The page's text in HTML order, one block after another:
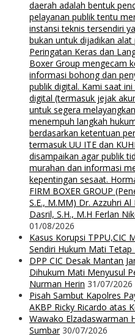
daerah adalah bentuk
pelayanan publik tentu
instansi teknis tersendiri
bukan untuk dijadikan alat
Peringatan Keras dan
Boxer Group mengecam
informasi bohong dan
publik digital. Kami saat
digital (termasuk jejak
untuk segera
menempuh langkah
berdasarkan ketentuan
termasuk UU ITE dan
disampaikan agar publik
murahan dan informasi
kepentingan sesaat.
FIRM BOXER GROUP
S.E., M.MM) Dr. Azzuhri
Dasril, S.H., M.H Ferlan
01/08/2026
Kasus Korupsi TPPU,CIC
Sendiri Hukum Mati Tetap
DPP CIC Desak Mantan
Dihukum Mati Menyusul
Nurman Herin 31/07/2026
Pisah Sambut Kapolres
AKBP Ricky Ricardo atas
Wawako Elzadaswarman
Sumbar 30/07/2026